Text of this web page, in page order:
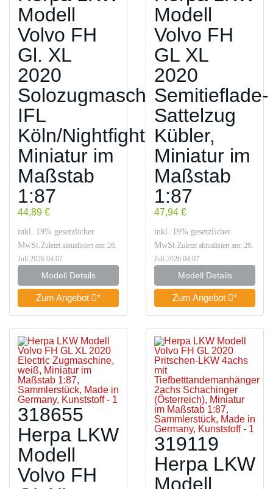
Modell
Volvo FH
Gl. XL
2020
Solozugmaschine
IFL
Köln/Nightfighter,
Miniatur im
Maßstab
1:87
44,89 €
inkl. 19% gesetzlicher
MwSt.Zuletzt aktualisiert am: 26.
Juli 2026 04:07
Modell Details
Zum Angebot *
Modell
Volvo FH
GL XL
2020
Semitieflade-
Sattelzug
Kübler,
Miniatur im
Maßstab
1:87
47,94 €
inkl. 19% gesetzlicher
MwSt.Zuletzt aktualisiert am: 26.
Juli 2026 04:07
Modell Details
Zum Angebot *
318655
Herpa LKW
Modell
Volvo FH
319119
Herpa LKW
Modell